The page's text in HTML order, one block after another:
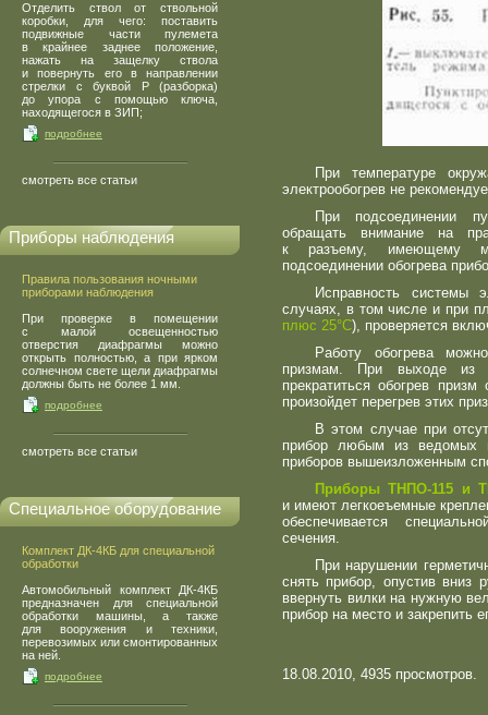
Отделить ствол от ствольной
коробки, для чего: поставить
подвижные части пулемета
в крайнее заднее положение,
нажать на защелку ствола
и повернуть его в направлении
стрелки с буквой Р
(разборка)
до упора с помощью ключа,
находящегося в ЗИП;
подробнее
смотреть все статьи
Приборы наблюдения
Правила пользования ночными
приборами наблюдения
При проверке в помещении
с малой освещенностью
отверстия диафрагмы можно
открыть полностью, а при ярком
солнечном свете щели диафрагмы
должны быть не более 1 мм.
подробнее
смотреть все статьи
Специальное оборудование
Комплект ДК-4КБ для специальной
обработки
Автомобильный комплект ДК-4КБ
предназначен для специальной
обработки машины, а также
для вооружения и техники,
перевозимых или смонтированных
на ней.
подробнее
При температуре
электрообогрев не
При подсоединении
обращать внимание на
к разъему, имеющему
подсоединении обогрева
Исправность системы
случаях, в том числе и при
плюс 25°С), проверяется
Работу обогрева
призмам. При выходе из
прекратиться обогрев
произойдет перегрев этих
В этом случае при
прибор любым из ведомых
приборов вышеизложенным
Приборы ТНПО-115 и
и имеют легкоеъемные
обеспечивается
сечения.
При нарушении
снять прибор, опустив вниз
ввернуть вилки на нужную
прибор на место и закрепить
18.08.2010, 4935 просмотров.